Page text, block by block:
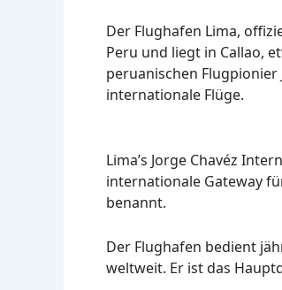
Der Flughafen Lima,
Peru und liegt in Callao,
peruanischen
internationale Flüge.
Lima’s Jorge Chavéz
internationale Gateway
benannt.
Der Flughafen bedient
weltweit. Er ist das